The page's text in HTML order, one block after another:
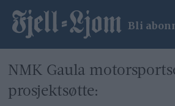
Bli
NMK Gaula
prosjektsøtte: